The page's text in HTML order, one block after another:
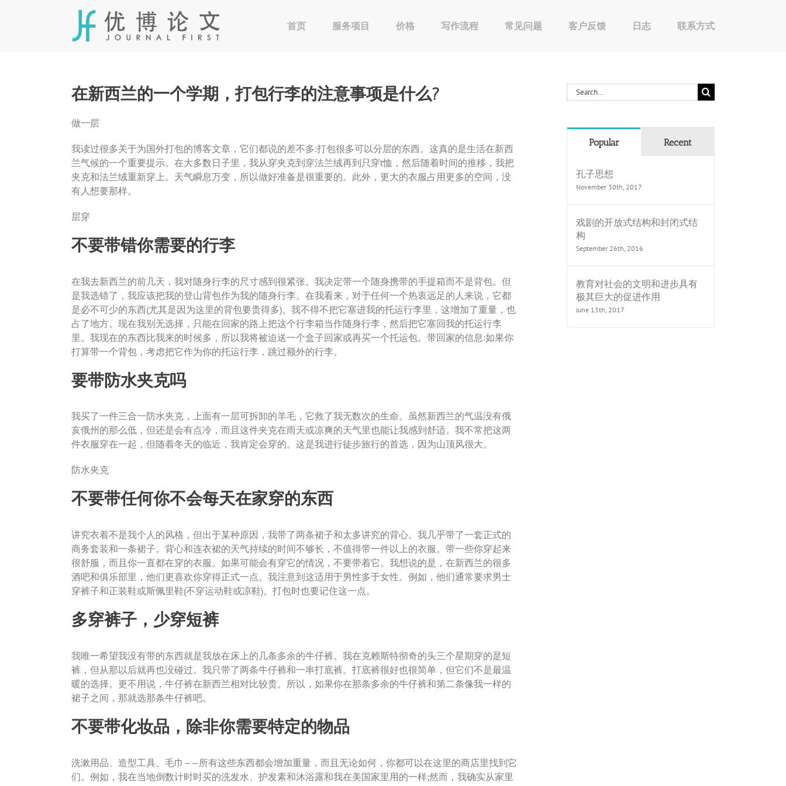
首页 服务项目 价格 写作流程 常见问题 客户反馈 日志 联系方式
在新西兰的一个学期，打包行李的注意事项是什么?
做一层
我读过很多关于为国外打包的博客文章，它们都说的差不多:打包很多可以分层的东西。这真的是生活在新西
兰气候的一个重要提示。在大多数日子里，我从穿夹克到穿法兰绒再到只穿t恤，然后随着时间的推移，我把
夹克和法兰绒重新穿上。天气瞬息万变，所以做好准备是很重要的。此外，更大的衣服占用更多的空间，没
有人想要那样。
层穿
不要带错你需要的行李
在我去新西兰的前几天，我对随身行李的尺寸感到很紧张。我决定带一个随身携带的手提箱而不是背包。但
是我选错了，我应该把我的登山背包作为我的随身行李。在我看来，对于任何一个热衷远足的人来说，它都
是必不可少的东西(尤其是因为这里的背包要贵得多)。我不得不把它塞进我的托运行李里，这增加了重量，也
占了地方。现在我别无选择，只能在回家的路上把这个行李箱当作随身行李，然后把它塞回我的托运行李
里。我现在的东西比我来的时候多，所以我将被迫送一个盒子回家或再买一个托运包。带回家的信息:如果你
打算带一个背包，考虑把它作为你的托运行李，跳过额外的行李。
要带防水夹克吗
我买了一件三合一防水夹克，上面有一层可拆卸的羊毛，它救了我无数次的生命。虽然新西兰的气温没有俄
亥俄州的那么低，但还是会有点冷，而且这件夹克在雨天或凉爽的天气里也能让我感到舒适。我不常把这两
件衣服穿在一起，但随着冬天的临近，我肯定会穿的。这是我进行徒步旅行的首选，因为山顶风很大。
防水夹克
不要带任何你不会每天在家穿的东西
讲究衣着不是我个人的风格，但出于某种原因，我带了两条裙子和太多讲究的背心。我几乎带了一套正式的
商务套装和一条裙子。背心和连衣裙的天气持续的时间不够长，不值得带一件以上的衣服。带一些你穿起来
很舒服，而且你一直都在穿的衣服。如果可能会有穿它的情况，不要带着它。我想说的是，在新西兰的很多
酒吧和俱乐部里，他们更喜欢你穿得正式一点。我注意到这适用于男性多于女性。例如，他们通常要求男士
穿裤子和正装鞋或斯佩里鞋(不穿运动鞋或凉鞋)。打包时也要记住这一点。
多穿裤子，少穿短裤
我唯一希望我没有带的东西就是我放在床上的几条多余的牛仔裤。我在克赖斯特彻奇的头三个星期穿的是短
裤，但从那以后就再也没碰过。我只带了两条牛仔裤和一串打底裤。打底裤很好也很简单，但它们不是最温
暖的选择。更不用说，牛仔裤在新西兰相对比较贵。所以，如果你在那条多余的牛仔裤和第二条像我一样的
裙子之间，那就选那条牛仔裤吧。
不要带化妆品，除非你需要特定的物品
洗漱用品、造型工具、毛巾——所有这些东西都会增加重量，而且无论如何，你都可以在这里的商店里找到它
们。例如，我在当地倒数计时时买的洗发水、护发素和沐浴露和我在美国家里用的一样;然而，我确实从家里
Search
for:
Popular Recent
孔子思想
November 30th, 2017
戏剧的开放式结构和封闭式结
构
September 26th, 2016
教育对社会的文明和进步具有
极其巨大的促进作用
June 13th, 2017